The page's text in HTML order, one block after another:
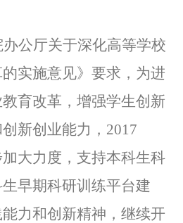
办公厅关于深化高等学校
实施意见》要求，为进
育改革，增强学生创新
新创业能力，2017
大力度，支持本科生科
早期科研训练平台建
力和创新精神，继续开